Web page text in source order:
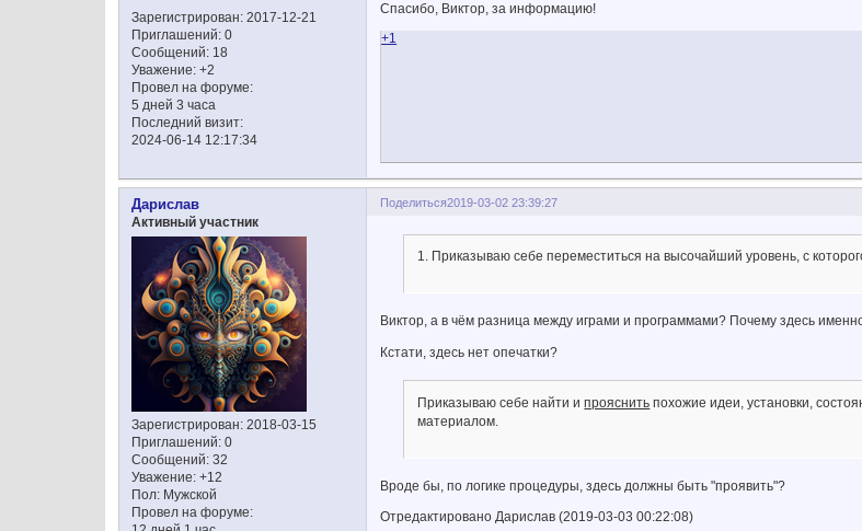
Зарегистрирован: 2017-12-21
Приглашений: 0
Сообщений: 18
Уважение: +2
Провел на форуме:
5 дней 3 часа
Последний визит:
2024-06-14 12:17:34
Спасибо, Виктор, за информацию!
+1
Поделиться2019-03-02 23:39:27
Дарислав
Активный участник
Зарегистрирован: 2018-03-15
Приглашений: 0
Сообщений: 32
Уважение: +12
Пол: Мужской
Провел на форуме:
1. Приказываю себе переместиться на высочайший уровень, с
Виктор, а в чём разница между играми и программами? Почему здесь
Кстати, здесь нет опечатки?
Приказываю себе найти ипрояснить похожие идеи, установки,
материалом.
Вроде бы, по логике процедуры, здесь должны быть "проявить"?
Отредактировано Дарислав (2019-03-03 00:22:08)